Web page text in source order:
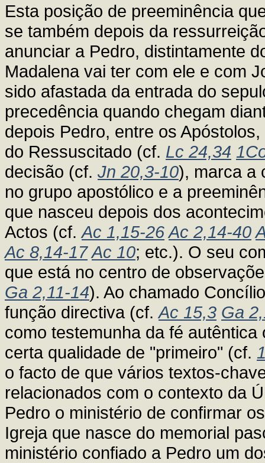
Esta posição de preeminência
se também depois da
anunciar a Pedro, distintamente
Madalena vai ter com ele e com
sido afastada da entrada do
precedência quando chegam
depois Pedro, entre os
do Ressuscitado (cf. Lc 24,34
decisão (cf. Jn 20,3-10), marca a
no grupo apostólico e a
que nasceu depois dos
Actos (cf.Ac 1,15-26 Ac 2,14-40
Ac 8,14-17 Ac 10; etc.). O seu
que está no centro de
Ga 2,11-14). Ao chamado
função directiva (cf.Ac 15,3 Ga
como testemunha da fé
certa qualidade de "primeiro" (cf.
o facto de que vários textos-
relacionados com o contexto da
Pedro o ministério de confirmar
Igreja que nasce do memorial
ministério confiado a Pedro um